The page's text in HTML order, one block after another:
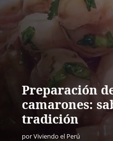
Preparación
camarones:
tradición
porViviendo el Perú